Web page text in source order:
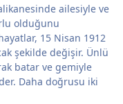
ailesiyle ve
olduğunu
15 Nisan 1912
şekilde değişir. Ünlü
batar ve gemiyle
Daha doğrusu iki